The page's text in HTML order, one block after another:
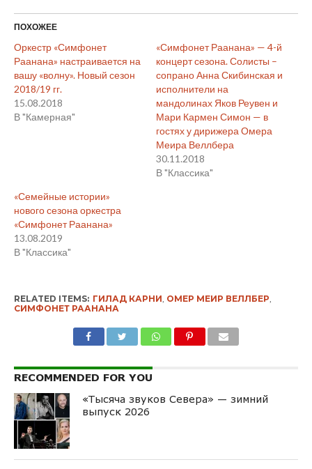
ПОХОЖЕЕ
Оркестр «Симфонет
Раанана» настраивается на
вашу «волну». Новый сезон
2018/19 гг.
15.08.2018
В "Камерная"
«Симфонет Раанана» — 4-й
концерт сезона. Солисты –
сопрано Анна Скибинская и
исполнители на
мандолинах Яков Реувен и
Мари Кармен Симон — в
гостях у дирижера Омера
Меира Веллбера
30.11.2018
В "Классика"
«Семейные истории»
нового сезона оркестра
«Симфонет Раанана»
13.08.2019
В "Классика"
RELATED ITEMS: ГИЛАД КАРНИ ОМЕР МЕИР ВЕЛЛБЕР
СИМФОНЕТ РААНАНА
RECOMMENDED FOR YOU
«Тысяча звуков Севера» — зимний
выпуск 2026